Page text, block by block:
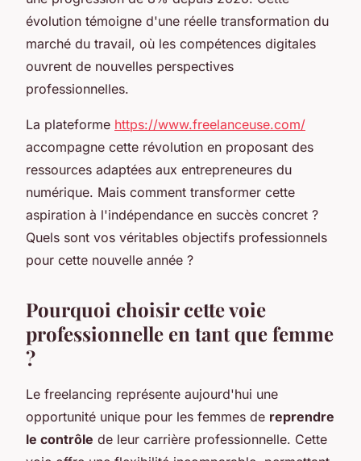
évolution témoigne d'une réelle transformation du
marché du travail, où les compétences digitales
ouvrent de nouvelles perspectives
professionnelles.
La plateforme https://www.freelanceuse.com/
accompagne cette révolution en proposant des
ressources adaptées aux entrepreneures du
numérique. Mais comment transformer cette
aspiration à l'indépendance en succès concret ?
Quels sont vos véritables objectifs professionnels
pour cette nouvelle année ?
Pourquoi choisir cette voie
professionnelle en tant que femme
?
Le freelancing représente aujourd'hui une
opportunité unique pour les femmes de reprendre
le contrôle de leur carrière professionnelle. Cette